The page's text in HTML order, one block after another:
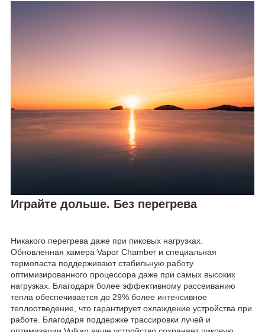
Играйте дольше. Без перегрева
Никакого перегрева даже при пиковых нагрузках.
Обновленная камера Vapor Chamber и специальная
термопаста поддерживают стабильную работу
оптимизированного процессора даже при самых высоких
нагрузках. Благодаря более эффективному рассеиванию
тепла обеспечивается до 29% более интенсивное
теплоотведение, что гарантирует охлаждение устройства при
работе. Благодаря поддержке трассировки лучей и